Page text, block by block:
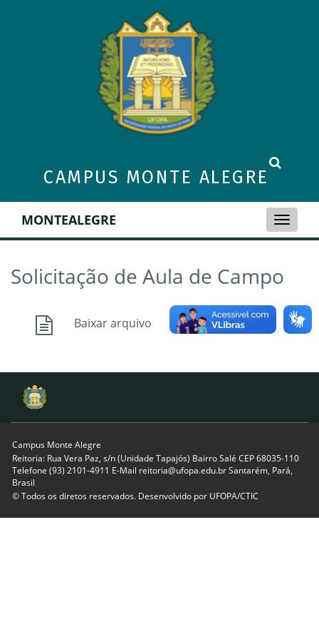
CAMPUS MONTE ALEGRE
Toggle
MONTEALEGRE
Solicitação de Aula de Campo
Baixar arquivo
Campus Monte Alegre
Reitoria: Rua Vera Paz, s/n (Unidade Tapajós) Bairro Salé CEP 68035-110
Telefone (93) 2101-4911 E-Mail reitoria@ufopa.edu.br Santarém, Pará,
Brasil
© Todos os diretos reservados. Desenvolvido por UFOPA/CTIC